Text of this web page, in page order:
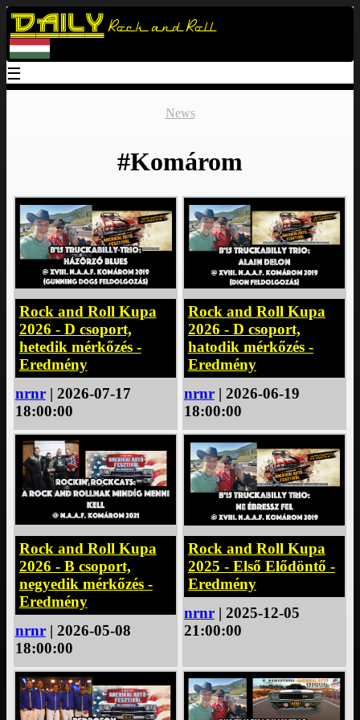
Daily Rock and Roll
☰
News
#Komárom
Rock and Roll Kupa
2026 - D csoport,
hetedik mérkőzés -
Eredmény
nrnr| 2026-07-17
18:00:00
Rock and Roll Kupa
2026 - D csoport,
hatodik mérkőzés -
Eredmény
nrnr| 2026-06-19
18:00:00
Rock and Roll Kupa
2026 - B csoport,
negyedik mérkőzés -
Eredmény
nrnr| 2026-05-08
18:00:00
Rock and Roll Kupa
2025 - Első Elődöntő -
Eredmény
nrnr| 2025-12-05
21:00:00